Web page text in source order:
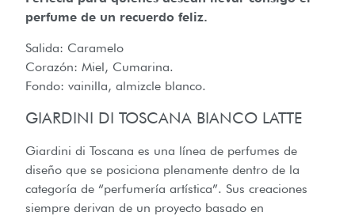
perfume de un recuerdo feliz.
Salida: Caramelo
Corazón: Miel, Cumarina.
Fondo: vainilla, almizcle blanco.
GIARDINI DI TOSCANA BIANCO LATTE
Giardini di Toscana es una línea de perfumes de
diseño que se posiciona plenamente dentro de la
categoría de “perfumería artística”. Sus creaciones
siempre derivan de un proyecto basado en